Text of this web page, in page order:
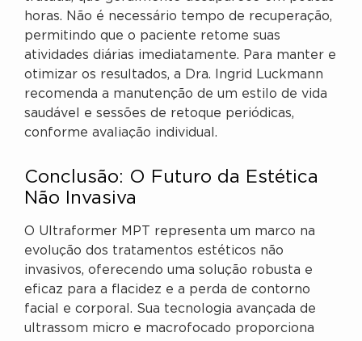
horas. Não é necessário tempo de recuperação,
permitindo que o paciente retome suas
atividades diárias imediatamente. Para manter e
otimizar os resultados, a Dra. Ingrid Luckmann
recomenda a manutenção de um estilo de vida
saudável e sessões de retoque periódicas,
conforme avaliação individual.
Conclusão: O Futuro da Estética
Não Invasiva
O Ultraformer MPT representa um marco na
evolução dos tratamentos estéticos não
invasivos, oferecendo uma solução robusta e
eficaz para a flacidez e a perda de contorno
facial e corporal. Sua tecnologia avançada de
ultrassom micro e macrofocado proporciona